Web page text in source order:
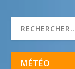
MÉTÉO